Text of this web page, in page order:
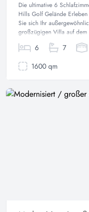
Die ultimative 6
Hills Golf Gelände
Sie sich Ihr
großzügigen Villa auf
6 7
1600 qm